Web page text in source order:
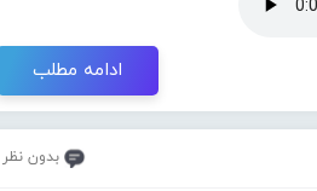
ادامه مطلب
بدون نظر